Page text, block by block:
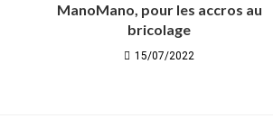
ManoMano, pour les accros au
bricolage
15/07/2022